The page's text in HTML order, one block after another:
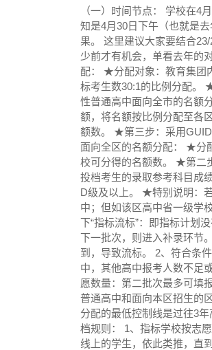
（一）时间节点： 学校在4
知是4月30日下午（也就是
果。 这里建议大家要结合
少前才有机会，单看去年的
配： ★分配对象：教育集团
标考生数30:1的比例分配。
性普通高中面向全市的名额
额，将名额按比例分配至各
额数。 ★第三步：采用
面向全区的名额分配： ★分
校可分得的名额数。 ★第二
投档考生的录取参考科目成
D级及以上。 ★特别说明：
中；但如该区高中省一级学
下“指标流标”：即指标计划
下一批次，则进入补录环节
到，导致流标。 2、符合条
中，其他高中报考人数不足
愿数量：第二批次最多可填
普通高中和面向本区招生的
分配的最低控制线是过往3
档规则： 1、指标学校按志
线上的学生，依此类推，直